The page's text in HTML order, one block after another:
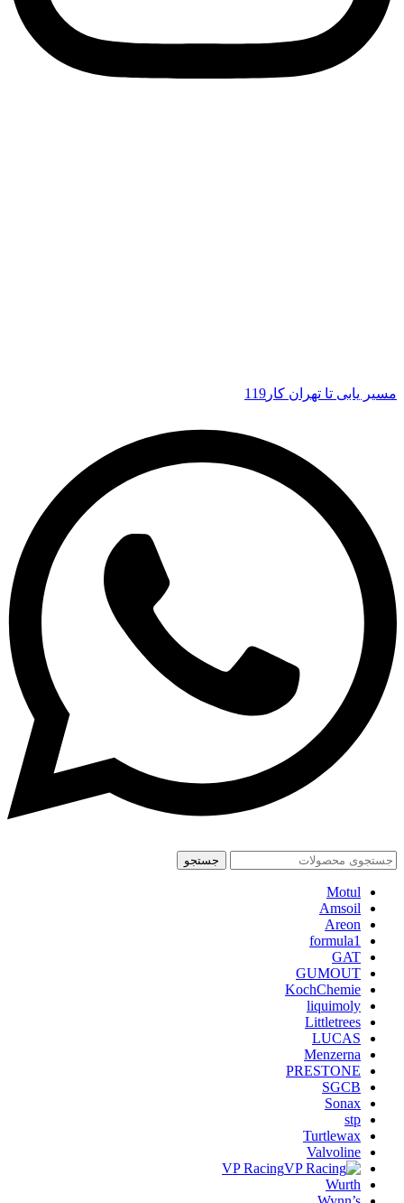
مسیر یابی تا تهران کار119
جستجو
Motul
Amsoil
Areon
formula1
GAT
GUMOUT
KochChemie
liquimoly
Littletrees
LUCAS
Menzerna
PRESTONE
SGCB
Sonax
stp
Turtlewax
Valvoline
VP Racing
Wurth